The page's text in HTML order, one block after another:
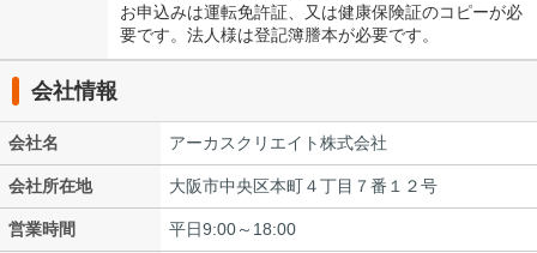
お申込みは運転免許証、又は健康保険証のコピーが必
要です。法人様は登記簿謄本が必要です。
会社情報
会社名 アーカスクリエイト株式会社
会社所在地 大阪市中央区本町４丁目７番１２号
営業時間 平日9:00～18:00